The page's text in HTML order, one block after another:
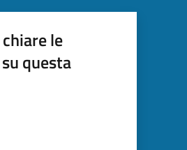
le
questa